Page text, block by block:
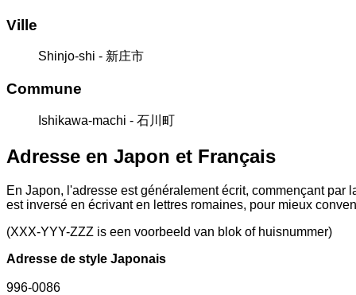
Ville
Shinjo-shi - 新庄市
Commune
Ishikawa-machi - 石川町
Adresse en Japon et Français
En Japon, l'adresse est généralement écrit, commençant
est inversé en écrivant en lettres romaines, pour mieux
(XXX-YYY-ZZZ is een voorbeeld van blok of huisnummer)
Adresse de style Japonais
996-0086